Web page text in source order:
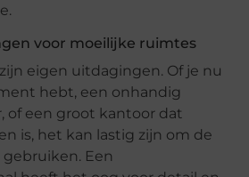
voor moeilijke ruimtes
eigen uitdagingen. Of je nu
hebt, een onhandig
of een groot kantoor dat
is, het kan lastig zijn om de
Een